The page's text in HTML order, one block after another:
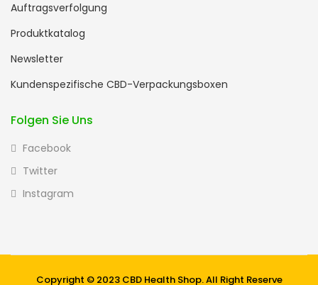
Auftragsverfolgung
Produktkatalog
Newsletter
Kundenspezifische CBD-Verpackungsboxen
Folgen Sie Uns
Facebook
Twitter
Instagram
Copyright © 2023 CBD Health Shop. All Right Reserve